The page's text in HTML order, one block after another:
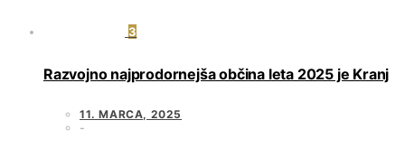
3
Razvojno najprodornejša občina leta 2025 je Kranj
11. MARCA, 2025